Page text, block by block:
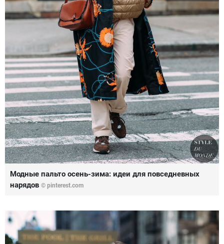
Модные пальто осень-зима: идеи для повседневных
нарядов © pinterest.com